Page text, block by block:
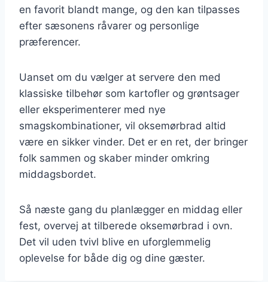
en favorit blandt mange, og den kan tilpasses
efter sæsonens råvarer og personlige
præferencer.
Uanset om du vælger at servere den med
klassiske tilbehør som kartofler og grøntsager
eller eksperimenterer med nye
smagskombinationer, vil oksemørbrad altid
være en sikker vinder. Det er en ret, der bringer
folk sammen og skaber minder omkring
middagsbordet.
Så næste gang du planlægger en middag eller
fest, overvej at tilberede oksemørbrad i ovn.
Det vil uden tvivl blive en uforglemmelig
oplevelse for både dig og dine gæster.